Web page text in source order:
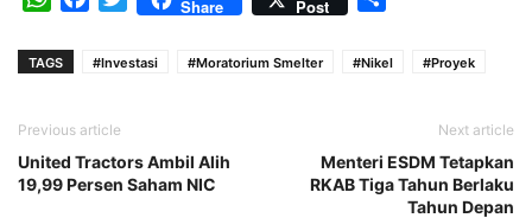
Share Post
TAGS #Investasi #Moratorium Smelter #Nikel #Proyek
Previous article
United Tractors Ambil Alih
19,99 Persen Saham NIC
Next article
Menteri ESDM Tetapkan
RKAB Tiga Tahun Berlaku
Tahun Depan